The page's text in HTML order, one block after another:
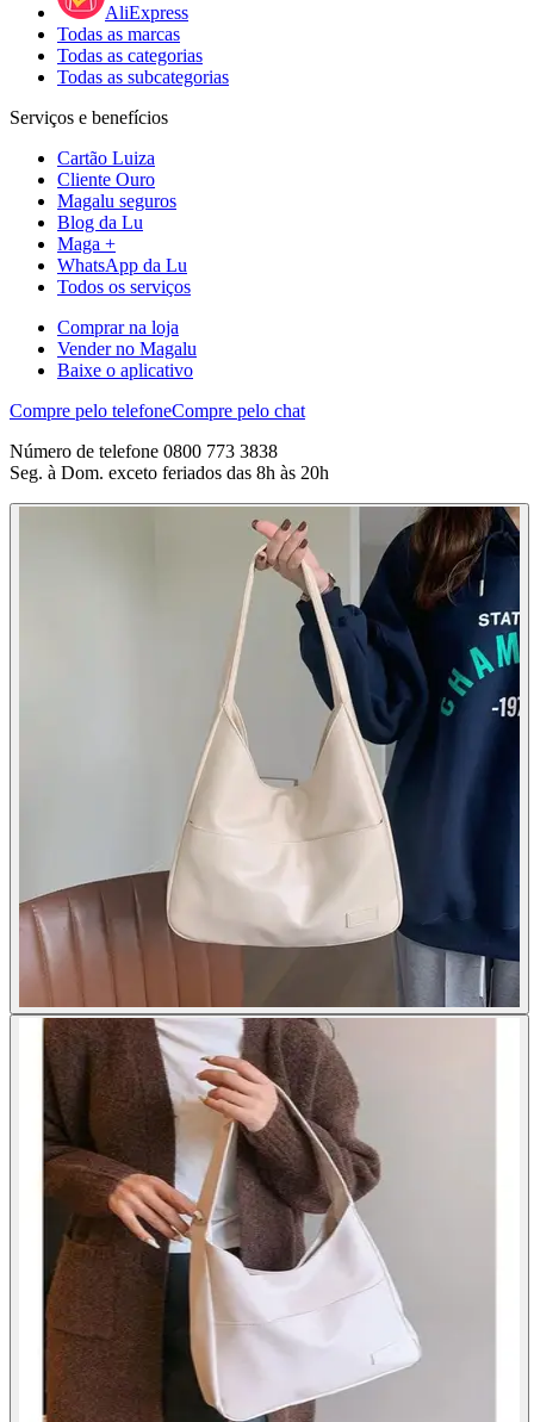
AliExpress
Todas as marcas
Todas as categorias
Todas as subcategorias
Serviços e benefícios
Cartão Luiza
Cliente Ouro
Magalu seguros
Blog da Lu
Maga +
WhatsApp da Lu
Todos os serviços
Comprar na loja
Vender no Magalu
Baixe o aplicativo
Compre pelo telefoneCompre pelo chat
Número de telefone 0800 773 3838
Seg. à Dom. exceto feriados das 8h às 20h